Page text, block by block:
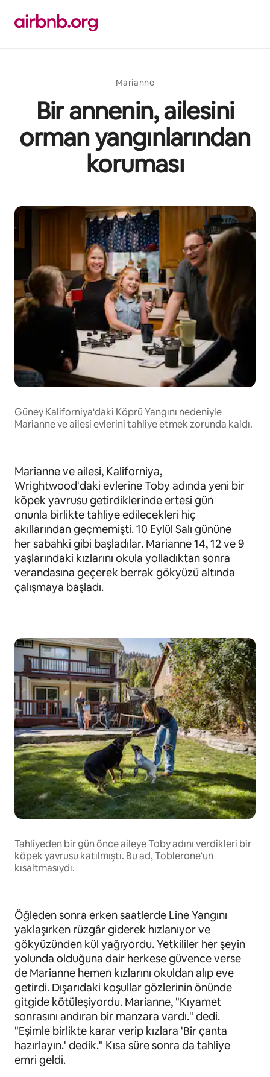
Marianne
Bir annenin, ailesini
orman yangınlarından
koruması
Güney Kaliforniya'daki Köprü Yangını nedeniyle
Marianne ve ailesi evlerini tahliye etmek zorunda kaldı.
Marianne ve ailesi, Kaliforniya,
Wrightwood'daki evlerine Toby adında yeni bir
köpek yavrusu getirdiklerinde ertesi gün
onunla birlikte tahliye edilecekleri hiç
akıllarından geçmemişti. 10 Eylül Salı gününe
her sabahki gibi başladılar. Marianne 14, 12 ve 9
yaşlarındaki kızlarını okula yolladıktan sonra
verandasına geçerek berrak gökyüzü altında
çalışmaya başladı.
Tahliyeden bir gün önce aileye Toby adını verdikleri bir
köpek yavrusu katılmıştı. Bu ad, Toblerone'un
kısaltmasıydı.
Öğleden sonra erken saatlerde Line Yangını
yaklaşırken rüzgâr giderek hızlanıyor ve
gökyüzünden kül yağıyordu. Yetkililer her şeyin
yolunda olduğuna dair herkese güvence verse
de Marianne hemen kızlarını okuldan alıp eve
getirdi. Dışarıdaki koşullar gözlerinin önünde
gitgide kötüleşiyordu. Marianne, "Kıyamet
sonrasını andıran bir manzara vardı." dedi.
"Eşimle birlikte karar verip kızlara 'Bir çanta
hazırlayın.' dedik." Kısa süre sonra da tahliye
emri geldi.